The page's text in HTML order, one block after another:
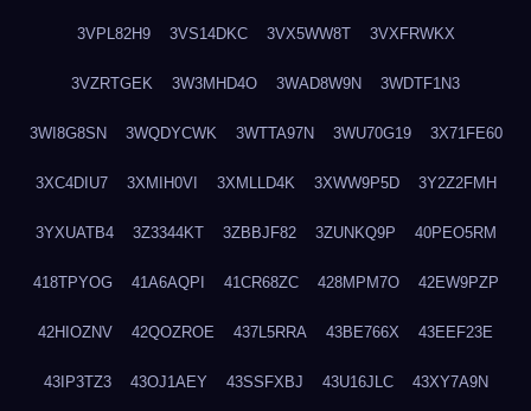
3VPL82H9 3VS14DKC 3VX5WW8T 3VXFRWKX
3VZRTGEK 3W3MHD4O 3WAD8W9N 3WDTF1N3
3WI8G8SN 3WQDYCWK 3WTTA97N 3WU70G19 3X71FE60
3XC4DIU7 3XMIH0VI 3XMLLD4K 3XWW9P5D 3Y2Z2FMH
3YXUATB4 3Z3344KT 3ZBBJF82 3ZUNKQ9P 40PEO5RM
418TPYOG 41A6AQPI 41CR68ZC 428MPM7O 42EW9PZP
42HIOZNV 42QOZROE 437L5RRA 43BE766X 43EEF23E
43IP3TZ3 43OJ1AEY 43SSFXBJ 43U16JLC 43XY7A9N